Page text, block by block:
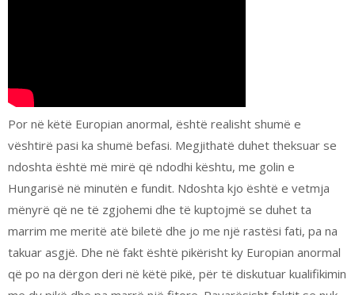
Por në këtë Europian anormal, është realisht shumë e
vështirë pasi ka shumë befasi. Megjithatë duhet theksuar se
ndoshta është më mirë që ndodhi kështu, me golin e
Hungarisë në minutën e fundit. Ndoshta kjo është e vetmja
mënyrë që ne të zgjohemi dhe të kuptojmë se duhet ta
marrim me meritë atë biletë dhe jo me një rastësi fati, pa na
takuar asgjë. Dhe në fakt është pikërisht ky Europian anormal
që po na dërgon deri në këtë pikë, për të diskutuar kualifikimin